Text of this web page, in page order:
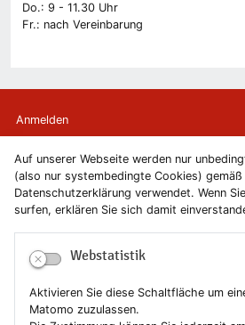
Auf unserer Webseite werden nur
(also nur systembedingte Cookies) gemäß
Datenschutzerklärung verwendet. Wenn
surfen, erklären Sie sich damit
Webstatistik
Aktivieren Sie diese Schaltfläche um
Matomo zuzulassen.
Do.: 9 - 11.30 Uhr
Fr.: nach Vereinbarung
Anmelden
Kontakt
Newsletter
Datenschutzerklärung